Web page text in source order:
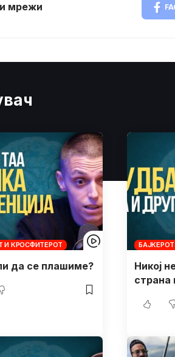
мрежи
И КРОСФИТЕРОТ
да се плашиме?
Никој
страна